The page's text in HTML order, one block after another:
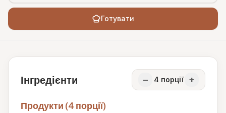
Готувати
Інгредієнти − 4 порції +
Продукти (4 порції)